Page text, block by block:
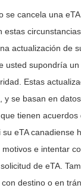
se cancela una
estas
actualización de
usted supondría
Estas
y se basan en
tienen
eTA canadiense
e intentar
de eTA.
destino o en